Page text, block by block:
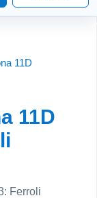
11D
11D
Ferroli